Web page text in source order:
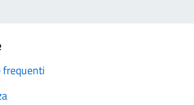
frequenti